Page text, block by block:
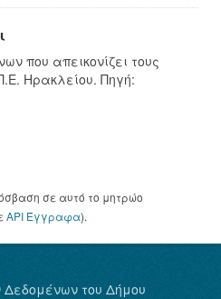
που απεικονίζει τους
Ηρακλείου. Πηγή:
σε αυτό το μητρώο
API Έγγραφα).
Δεδομένων του Δήμου